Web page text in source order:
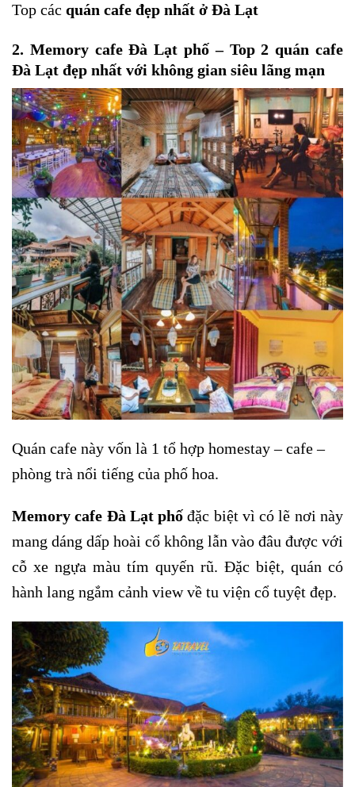
Top các quán cafe đẹp nhất ở Đà Lạt
2. Memory cafe Đà Lạt phố – Top 2 quán cafe
Đà Lạt đẹp nhất với không gian siêu lãng mạn
Quán cafe này vốn là 1 tổ hợp homestay – cafe –
phòng trà nổi tiếng của phố hoa.
Memory cafe Đà Lạt phố đặc biệt vì có lẽ nơi này
mang dáng dấp hoài cổ không lẫn vào đâu được với
cỗ xe ngựa màu tím quyến rũ. Đặc biệt, quán có
hành lang ngắm cảnh view về tu viện cổ tuyệt đẹp.